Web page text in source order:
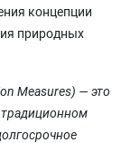
концепции
природных
Measures) — это